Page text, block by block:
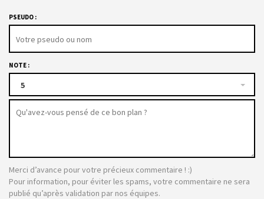
PSEUDO :
NOTE :
5
Merci d’avance pour votre précieux commentaire ! :)
Pour information, pour éviter les spams, votre commentaire ne sera
publié qu’après validation par nos équipes.